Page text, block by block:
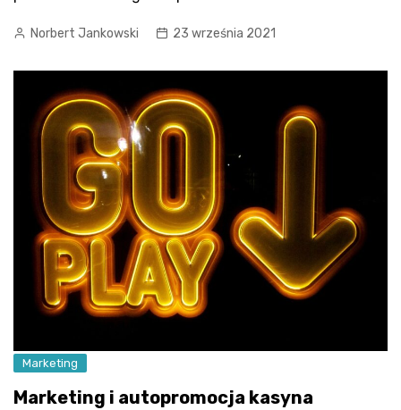
Norbert Jankowski 23 września 2021
Marketing
Marketing i autopromocja kasyna